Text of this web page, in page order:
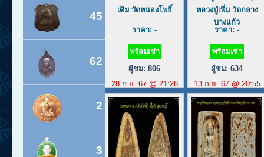
45
62
2
3
เดิม วัดหนองโพธิ์
ราคา: -
พร้อมเช่า
ผู้ชม: 806
28 ก.ย. 67 @ 21:28
หลวงปู่เพิ่ม วัดกลาง
บางแก้ว
ราคา: -
พร้อมเช่า
ผู้ชม: 634
13 ก.ย. 67 @ 20:55